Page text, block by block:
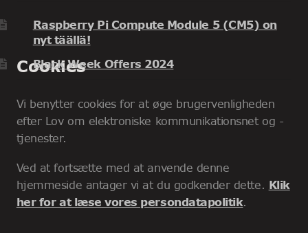
Raspberry Pi Compute Module 5 (CM5) on
nyt täällä!
Black Week Offers 2024
Cookies
Vi benytter cookies for at øge brugervenligheden
efter Lov om elektroniske kommunikationsnet og -
tjenester.
Ved at fortsætte med at anvende denne
hjemmeside antager vi at du godkender dette. Klik
her for at læse vores persondatapolitik.